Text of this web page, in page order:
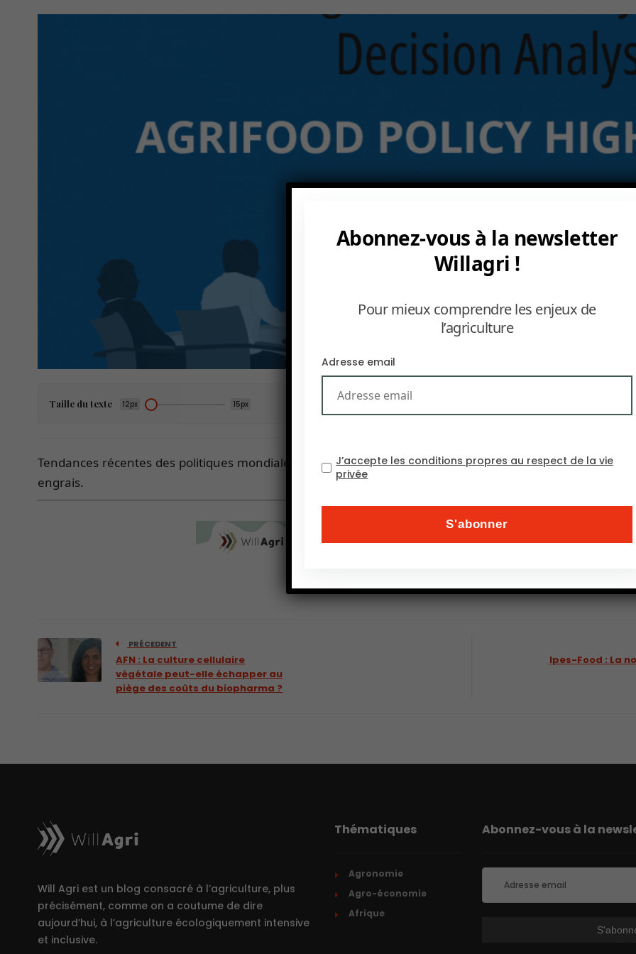
Taille du texte 12px 15px
Tendances récentes des politiques mondiales : mesures d’urgence face aux perturbations des chaînes
engrais.
PRÉCEDENT
AFN : La culture cellulaire
végétale peut-elle échapper au
piège des coûts du biopharma ?
Ipes-Food : La
Will Agri est un blog consacré à l’agriculture, plus
précisément, comme on a coutume de dire
aujourd’hui, à l’agriculture écologiquement intensive
et inclusive.
Thématiques
Agronomie
Agro-économie
Afrique
Abonnez-vous à la
Abonnez-vous à la newsletter
Willagri !
Pour mieux comprendre les enjeux de
l’agriculture
Adresse email
J’accepte les conditions propres au respect de la vie
privée